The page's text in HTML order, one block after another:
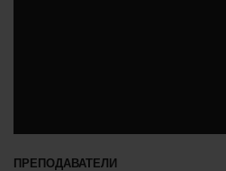
ПРЕПОДАВАТЕЛИ